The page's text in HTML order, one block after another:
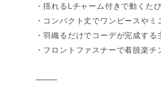
・揺れるLチャーム付きで動くた
・コンパクト丈でワンピースや
・羽織るだけでコーデが完成する
・フロントファスナーで着脱楽チ
⸻